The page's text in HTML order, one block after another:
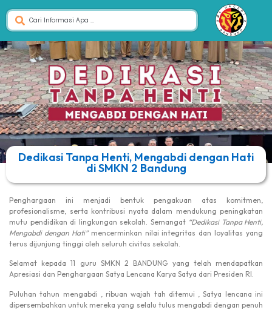
Dedikasi Tanpa Henti, Mengabdi dengan Hati
di SMKN 2 Bandung
Penghargaan ini menjadi bentuk pengakuan atas komitmen,
profesionalisme, serta kontribusi nyata dalam mendukung peningkatan
mutu pendidikan di lingkungan sekolah. Semangat “Dedikasi Tanpa Henti,
Mengabdi dengan Hati”mencerminkan nilai integritas dan loyalitas yang
terus dijunjung tinggi oleh seluruh civitas sekolah.
Selamat kepada 11 guru SMKN 2 BANDUNG yang telah mendapatkan
Apresiasi dan Penghargaan Satya Lencana Karya Satya dari Presiden RI.
Puluhan tahun mengabdi , ribuan wajah tah ditemui , Satya lencana ini
dipersembahkan untuk mereka yang selalu tulus mengabdi dengan penuh